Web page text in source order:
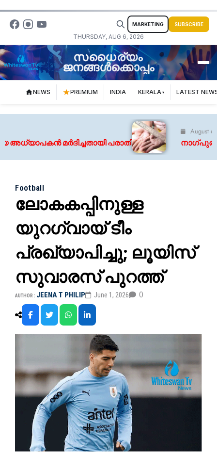
THURSDAY, AUG 6, 2026
MARKETING SUBSCRIBE
സധൈര്യം
ജനങ്ങൾക്കൊപ്പം
NEWS PREMIUM INDIA KERALA LATEST
മർദിച്ചതായി പരാതി
August 6, 2026
നാഗ്പുരിൽ
Football
ലോകകപ്പിനുള്ള
യുറഗ്വായ് ടീം
പ്രഖ്യാപിച്ചു; ലൂയിസ്
സുവാരസ് പുറത്ത്
AUTHOR : JEENA T PHILIP June 1, 2026 0